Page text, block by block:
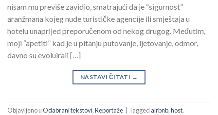
nisam mu previše zavidio, smatrajući da je “sigurnost”
aranžmana kojeg nude turističke agencije ili smještaja u
hotelu unaprijed preporučenom od nekog drugog. Međutim,
moji “apetiti” kad je u pitanju putovanje, ljetovanje, odmor,
davno su evoluirali […]
NASTAVI ČITATI →
Objavljeno uOdabrani tekstovi,Reportaže Tagged airbnb,host,